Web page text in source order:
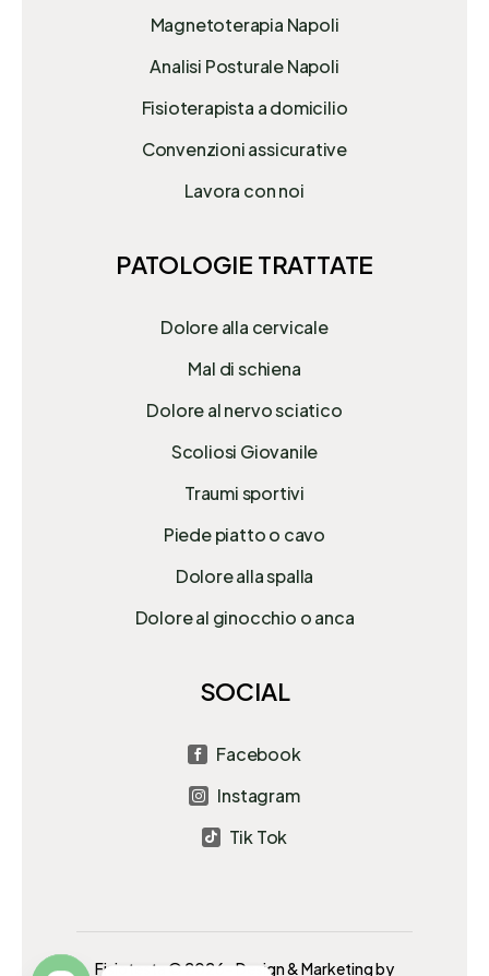
Magnetoterapia Napoli
Analisi Posturale Napoli
Fisioterapista a domicilio
Convenzioni assicurative
Lavora con noi
PATOLOGIE TRATTATE
Dolore alla cervicale
Mal di schiena
Dolore al nervo sciatico
Scoliosi Giovanile
Traumi sportivi
Piede piatto o cavo
Dolore alla spalla
Dolore al ginocchio o anca
SOCIAL
 Facebook
 Instagram
 Tik Tok
Fisiotesta © 2026- Design & Marketing by